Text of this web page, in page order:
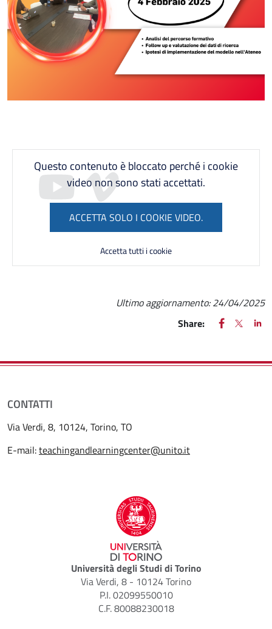
Questo contenuto è bloccato perché i cookie
video non sono stati accettati.
ACCETTA SOLO I COOKIE VIDEO.
Accetta tutti i cookie
Ultimo aggiornamento:24/04/2025
Share:
FACEBOOK
(apre una
X
(apre
CONTATTI
Via Verdi, 8, 10124, Torino, TO
E-mail:teachingandlearningcenter@unito.it
Università degli Studi di Torino
Via Verdi, 8 - 10124 Torino
P.I. 02099550010
C.F. 80088230018